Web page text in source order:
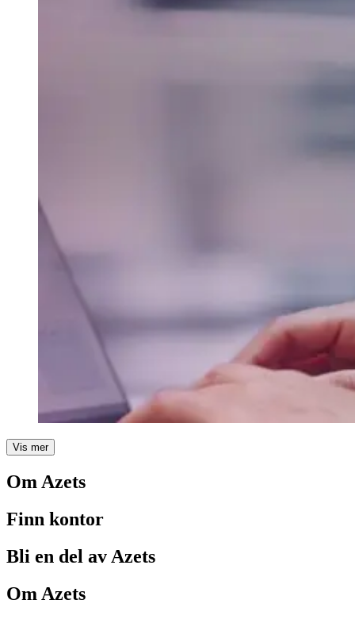
Vis mer
Om Azets
Finn kontor
Bli en del av Azets
Om Azets